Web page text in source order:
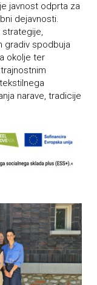
javnost odprta za
dejavnosti.
gradiv spodbuja
okolje ter
narave, tradicije